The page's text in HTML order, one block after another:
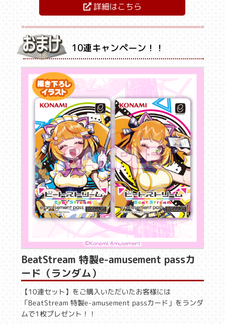
詳細はこちら
10連キャンペーン！！
BeatStream 特製e-amusement passカ
ード（ランダム）
【10連セット】をご購入いただいたお客様には
「BeatStream 特製e-amusement passカード」をランダ
ムで1枚プレゼント！！